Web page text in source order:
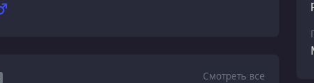
Смотреть все